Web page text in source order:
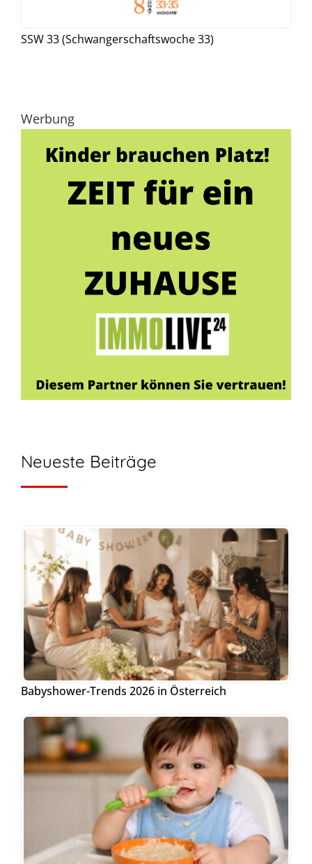
SSW 33 (Schwangerschaftswoche 33)
Werbung
Neueste Beiträge
Babyshower-Trends 2026 in Österreich